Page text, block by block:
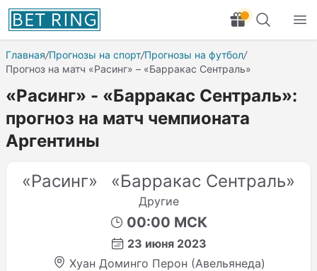
Главная/Прогнозы на спорт/Прогнозы на футбол/
Прогноз на матч «Расинг» – «Барракас Сентраль»
«Расинг» - «Барракас Сентраль»:
прогноз на матч чемпионата
Аргентины
«Расинг»
«Барракас Сентраль»
Другие
00:00 МСК
23 июня 2023
Хуан Доминго Перон (Авельянеда)